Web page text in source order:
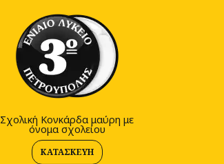
Σχολική Κονκάρδα μαύρη με
όνομα σχολείου
ΚΑΤΑΣΚΕΥΉ